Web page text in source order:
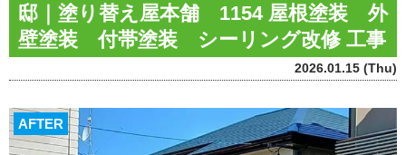
邸｜塗り替え屋本舗 1154 屋根塗装 外
壁塗装 付帯塗装 シーリング改修 工事
2026.01.15 (Thu)
AFTER